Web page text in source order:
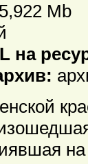
5,922 Mb
на